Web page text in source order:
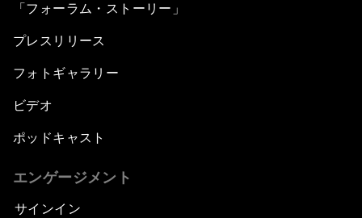
「フォーラム・ストーリー」
プレスリリース
フォトギャラリー
ビデオ
ポッドキャスト
エンゲージメント
サインイン